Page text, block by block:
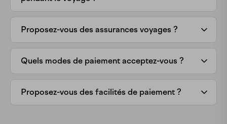
Proposez-vous des assurances voyages ?
Quels modes de paiement acceptez-vous ?
Proposez-vous des facilités de paiement ?